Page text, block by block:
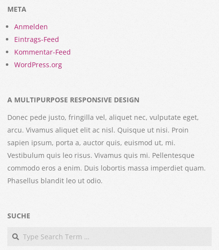
META
Anmelden
Eintrags-Feed
Kommentar-Feed
WordPress.org
A MULTIPURPOSE RESPONSIVE DESIGN
Donec pede justo, fringilla vel, aliquet nec, vulputate eget,
arcu. Vivamus aliquet elit ac nisl. Quisque ut nisi. Proin
sapien ipsum, porta a, auctor quis, euismod ut, mi.
Vestibulum quis leo risus. Vivamus quis mi. Pellentesque
commodo eros a enim. Duis lobortis massa imperdiet quam.
Phasellus blandit leo ut odio.
SUCHE
Search